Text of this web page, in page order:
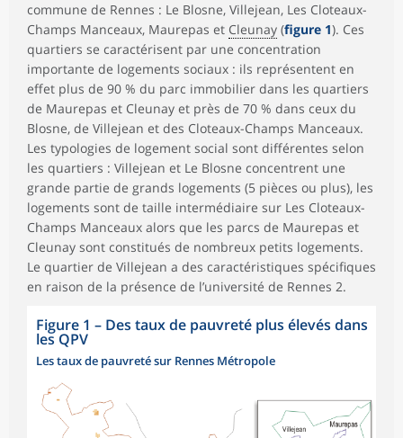
commune de Rennes : Le Blosne, Villejean, Les Cloteaux-
Champs Manceaux, Maurepas et Cleunay (figure 1). Ces
quartiers se caractérisent par une concentration
importante de logements sociaux : ils représentent en
effet plus de 90 % du parc immobilier dans les quartiers
de Maurepas et Cleunay et près de 70 % dans ceux du
Blosne, de Villejean et des Cloteaux-Champs Manceaux.
Les typologies de logement social sont différentes selon
les quartiers : Villejean et Le Blosne concentrent une
grande partie de grands logements (5 pièces ou plus), les
logements sont de taille intermédiaire sur Les Cloteaux-
Champs Manceaux alors que les parcs de Maurepas et
Cleunay sont constitués de nombreux petits logements.
Le quartier de Villejean a des caractéristiques spécifiques
en raison de la présence de l’université de Rennes 2.
Figure 1 – Des taux de pauvreté plus élevés dans
les QPV
Les taux de pauvreté sur Rennes Métropole